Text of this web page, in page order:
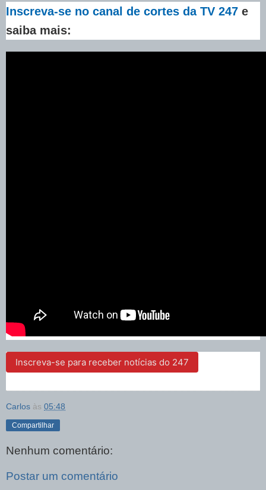
Inscreva-se no canal de cortes da TV 247 e
saiba mais:
Inscreva-se para receber notícias do 247
Carlos às 05:48
Compartilhar
Nenhum comentário:
Postar um comentário